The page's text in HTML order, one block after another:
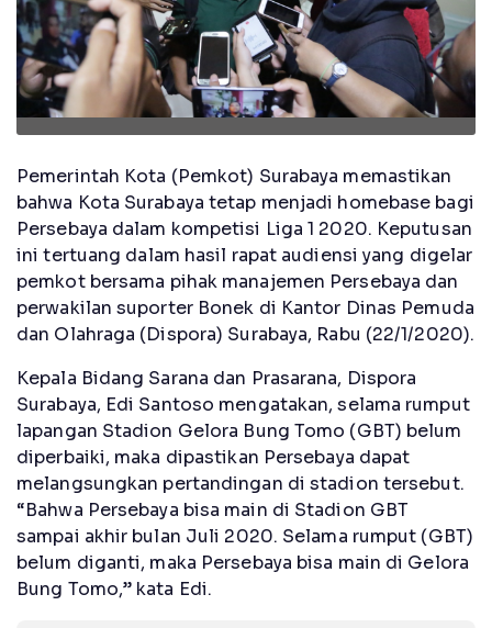
Pemerintah Kota (Pemkot) Surabaya memastikan
bahwa Kota Surabaya tetap menjadi homebase bagi
Persebaya dalam kompetisi Liga 1 2020. Keputusan
ini tertuang dalam hasil rapat audiensi yang digelar
pemkot bersama pihak manajemen Persebaya dan
perwakilan suporter Bonek di Kantor Dinas Pemuda
dan Olahraga (Dispora) Surabaya, Rabu (22/1/2020).
Kepala Bidang Sarana dan Prasarana, Dispora
Surabaya, Edi Santoso mengatakan, selama rumput
lapangan Stadion Gelora Bung Tomo (GBT) belum
diperbaiki, maka dipastikan Persebaya dapat
melangsungkan pertandingan di stadion tersebut.
“Bahwa Persebaya bisa main di Stadion GBT
sampai akhir bulan Juli 2020. Selama rumput (GBT)
belum diganti, maka Persebaya bisa main di Gelora
Bung Tomo,” kata Edi.